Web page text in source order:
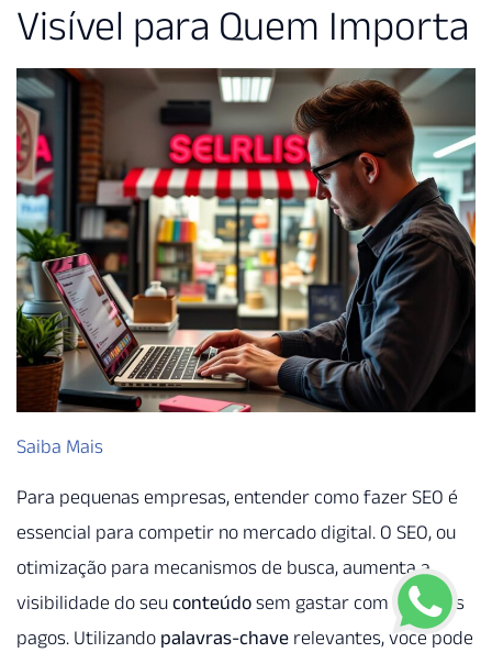
Visível para Quem Importa
Saiba Mais
Para pequenas empresas, entender como fazer SEO é
essencial para competir no mercado digital. O SEO, ou
otimização para mecanismos de busca, aumenta a
visibilidade do seu conteúdo sem gastar com anúncios
pagos. Utilizando palavras-chave relevantes, você pode